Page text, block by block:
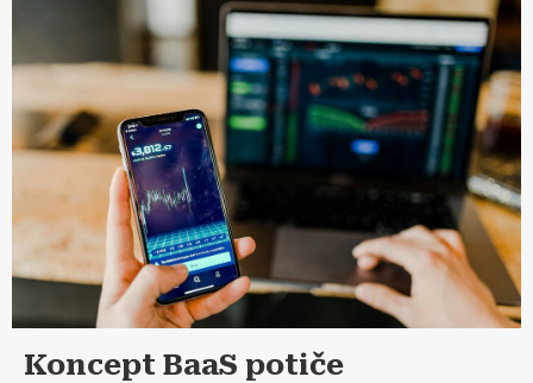
Koncept BaaS potiče